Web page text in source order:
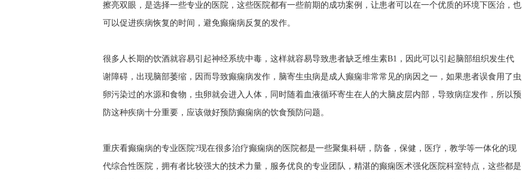
擦亮双眼，是选择一些专业的医院，这些医院都有一些前期的成功案例，让患者可以在一个优质的环境下医治，也
可以促进疾病恢复的时间，避免癫痫病反复的发作。
很多人长期的饮酒就容易引起神经系统中毒，这样就容易导致患者缺乏维生素B1，因此可以引起脑部组织发生代
谢障碍，出现脑部萎缩，因而导致癫痫病发作，脑寄生虫病是成人癫痫非常常见的病因之一，如果患者误食用了虫
卵污染过的水源和食物，虫卵就会进入人体，同时随着血液循环寄生在人的大脑皮层内部，导致病症发作，所以预
防这种疾病十分重要，应该做好预防癫痫病的饮食预防问题。
重庆看癫痫病的专业医院?现在很多治疗癫痫病的医院都是一些聚集科研，防备，保健，医疗，教学等一体化的现
代综合性医院，拥有者比较强大的技术力量，服务优良的专业团队，精湛的癫痫医术强化医院科室特点，这些都是